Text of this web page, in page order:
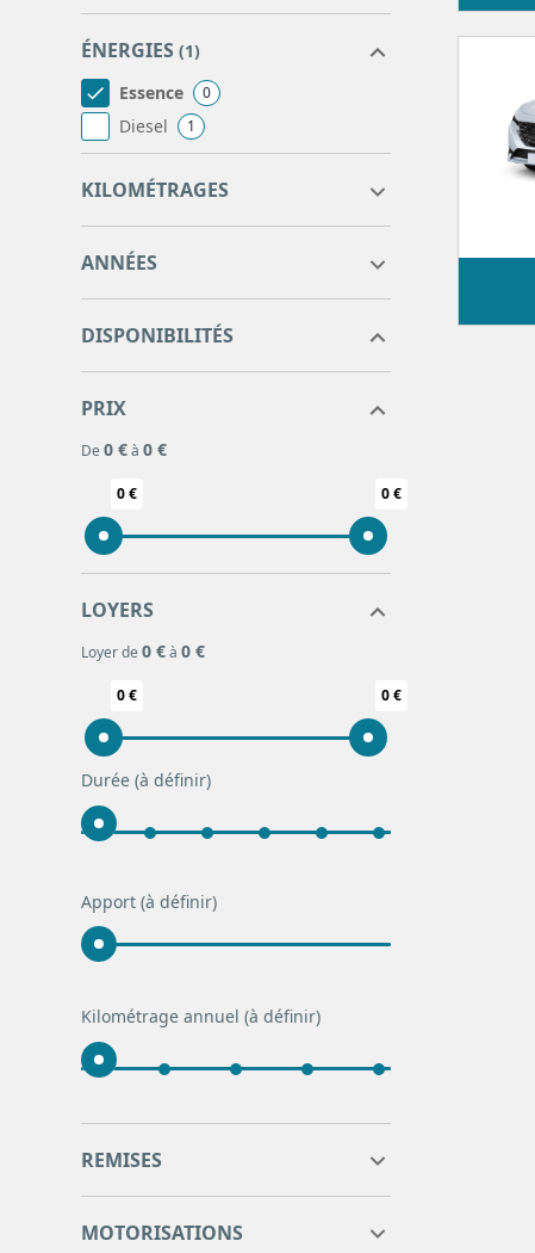
208 22
3008 6
308
408
5008 4
508 0
ÉNERGIES (1)
Essence
0
Diesel 1
KILOMÉTRAGES
ANNÉES
DISPONIBILITÉS
PRIX
De 0 €à 0 €
0 € 0 €
LOYERS
Loyer de 0 €à 0 €
0 € 0 €
Durée (à définir)
Apport (à définir)
Kilométrage annuel (à définir)
REMISES
MOTORISATIONS